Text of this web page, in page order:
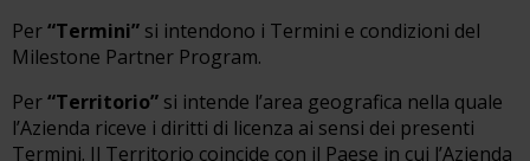
Per“Termini” si intendono i Termini e condizioni del
Milestone Partner Program.
Per“Territorio” si intende l’area geografica nella quale
l’Azienda riceve i diritti di licenza ai sensi dei presenti
Termini. Il Territorio coincide con il Paese in cui l’Azienda